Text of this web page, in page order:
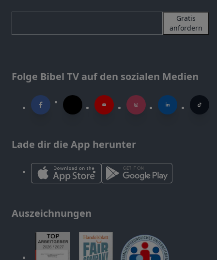
Gratis
anfordern
Folge Bibel TV auf den sozialen Medien
Lade dir die App herunter
Auszeichnungen